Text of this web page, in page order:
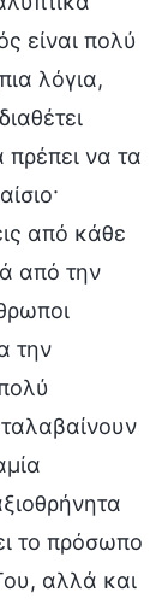
είναι πολύ
λόγια,
να τα
από κάθε
από την
την
το πρόσωπο
αλλά και